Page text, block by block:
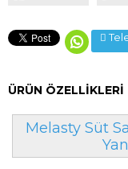
ÜRÜN ÖZELLIKLERI
Melasty Süt